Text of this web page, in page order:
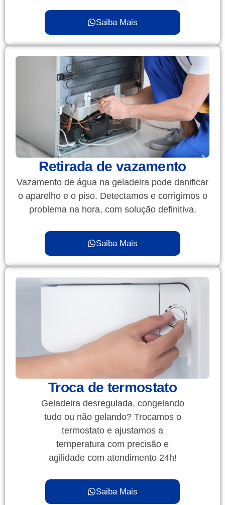
Saiba Mais
Retirada de vazamento
Vazamento de água na geladeira pode danificar
o aparelho e o piso. Detectamos e corrigimos o
problema na hora, com solução definitiva.
Saiba Mais
Troca de termostato
Geladeira desregulada, congelando
tudo ou não gelando? Trocamos o
termostato e ajustamos a
temperatura com precisão e
agilidade com atendimento 24h!
Saiba Mais